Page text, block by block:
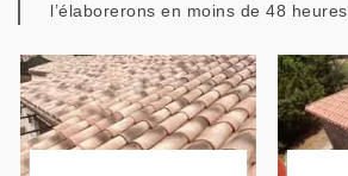
l’élaborerons en moins de 48 heures.